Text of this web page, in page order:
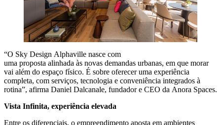
“O Sky Design Alphaville nasce com
uma proposta alinhada às novas demandas urbanas, em que morar
vai além do espaço físico. É sobre oferecer uma experiência
completa, com serviços, tecnologia e conveniência integrados à
rotina”, afirma Daniel Dalcanale, fundador e CEO da Anora Spaces.
Vista Infinita, experiência elevada
Entre os diferenciais, o empreendimento aposta em ambientes